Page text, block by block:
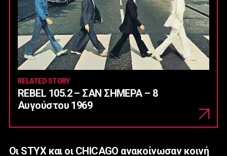
RELATED STORY
REBEL 105.2 – ΣΑΝ ΣΗΜΕΡΑ – 8
Αυγούστου 1969
Οι STYX και οι CHICAGO ανακοίνωσαν κοινή